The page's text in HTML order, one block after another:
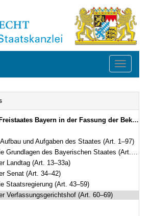
Toggle
der Bekanntmachung vom 15. Dezember 1998 (GVBl. S. 991, 992) BayRS 100-1-I (Art. 1–188)
und Aufgaben des Staates (Art. 1–97)
des Bayerischen Staates (Art. 1–12)
Landtag (Art. 13–33a)
Senat (Art. 34–42)
Staatsregierung (Art. 43–59)
Verfassungsgerichtshof (Art. 60–69)